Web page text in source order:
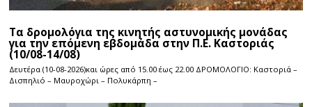
Τα δρομολόγια της κινητής αστυνομικής μονάδας
για την επόμενη εβδομάδα στην Π.Ε. Καστοριάς
(10/08-14/08)
Δευτέρα (10-08-2026)και ώρες από 15.00 έως 22.00 ΔΡΟΜΟΛΟΓΙΟ: Καστοριά –
Δισπηλιό – Μαυροχώρι – Πολυκάρπη –